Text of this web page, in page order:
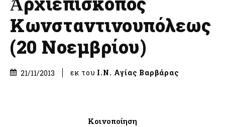
Κωνσταντινουπόλεως
(20 Νοεμβρίου)
21/11/2013 εκ του Ι.Ν. Αγίας Βαρβάρας
Κοινοποίηση